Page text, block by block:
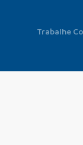
Trabalhe